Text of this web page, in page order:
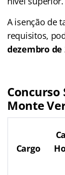
A isenção de
requisitos,
dezembro de
Concurso
Monte
Cargo